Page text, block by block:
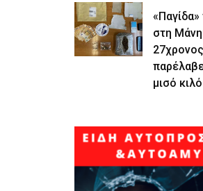
στη
μισό